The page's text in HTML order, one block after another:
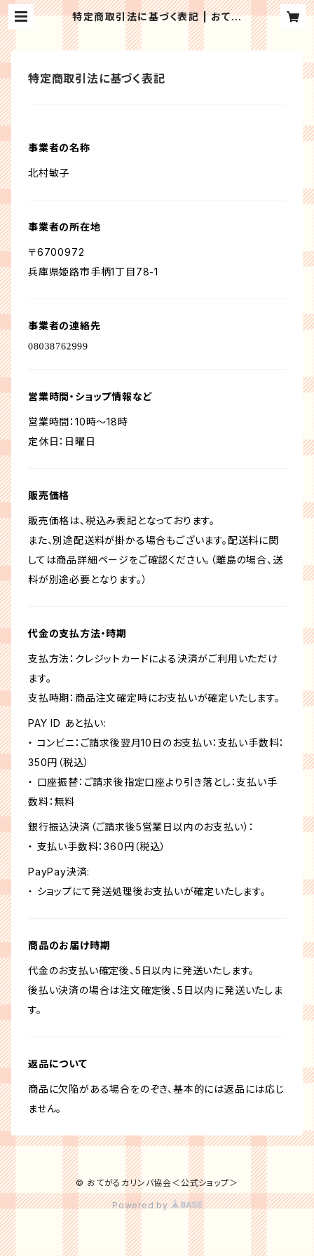
特定商取引法に基づく表記 | おてが
るカリンバ協会＜公式ショップ＞
特定商取引法に基づく表記
事業者の名称
北村敏子
事業者の所在地
〒6700972
兵庫県姫路市手柄1丁目78-1
事業者の連絡先
営業時間・ショップ情報など
営業時間：10時～18時
定休日：日曜日
販売価格
販売価格は、税込み表記となっております。
また、別途配送料が掛かる場合もございます。配送料に関
しては商品詳細ページをご確認ください。（離島の場合、送
料が別途必要となります。）
代金の支払方法・時期
支払方法：クレジットカードによる決済がご利用いただけ
ます。
支払時期：商品注文確定時にお支払いが確定いたします。
PAY ID あと払い:
・ コンビニ：ご請求後翌月10日のお支払い：支払い手数料：
350円（税込）
・ 口座振替：ご請求後指定口座より引き落とし：支払い手
数料：無料
銀行振込決済（ご請求後5営業日以内のお支払い）：
・ 支払い手数料：360円（税込）
PayPay決済:
・ ショップにて発送処理後お支払いが確定いたします。
商品のお届け時期
代金のお支払い確定後、5日以内に発送いたします。
後払い決済の場合は注文確定後、5日以内に発送いたしま
す。
返品について
商品に欠陥がある場合をのぞき、基本的には返品には応じ
ません。
© おてがるカリンバ協会＜公式ショップ＞
Powered by